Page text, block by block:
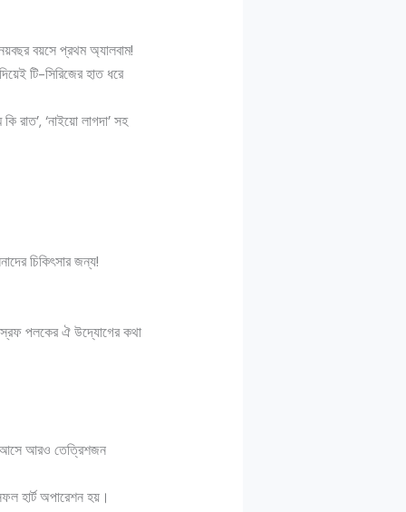
বয়সে প্রথম অ্যালবাম!
টি-সিরিজের হাত ধরে
রাত’, ‘নাইয়ো লাগদা’ সহ
চিকিৎসার জন্য!
পলকের ঐ উদ্যোগের কথা
আসে আরও তেত্রিশজন
হার্ট অপারেশন হয়।